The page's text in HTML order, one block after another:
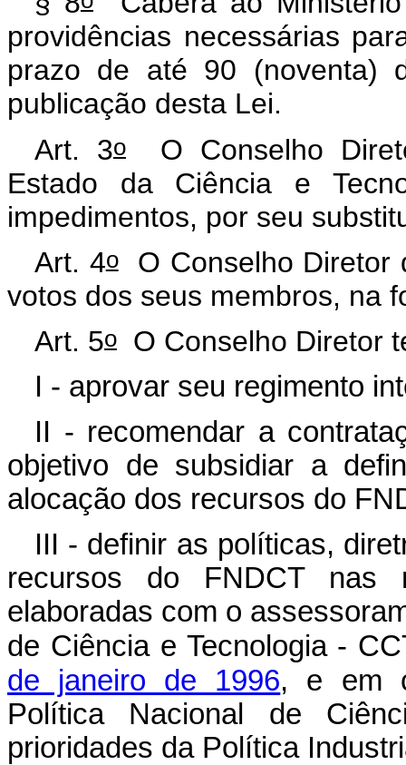
providências necessárias
prazo de até 90 (noventa)
publicação desta Lei.
Art. 3o O Conselho
Estado da Ciência e
impedimentos, por seu
Art. 4oO Conselho Diretor
votos dos seus membros, na
Art. 5o O Conselho Diretor
I - aprovar seu regimento
II - recomendar a
objetivo de subsidiar a
alocação dos recursos do
III - definir as políticas,
recursos do FNDCT nas
elaboradas com o
de Ciência e Tecnologia -
de janeiro de 1996, e em
Política Nacional de
prioridades da Política